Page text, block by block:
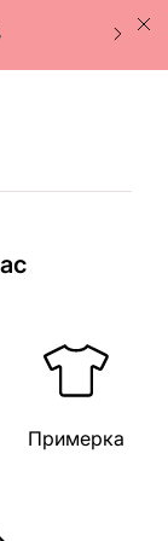
Примерка